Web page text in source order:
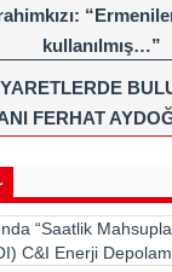
kullanılmış…”
FERHAT